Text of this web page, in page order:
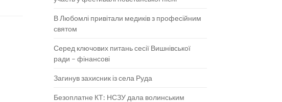
В Любомлі привітали медиків з професійним
святом
Серед ключових питань сесії Вишнівської
ради – фінансові
Загинув захисник із села Руда
Безоплатне КТ: НСЗУ дала волинським